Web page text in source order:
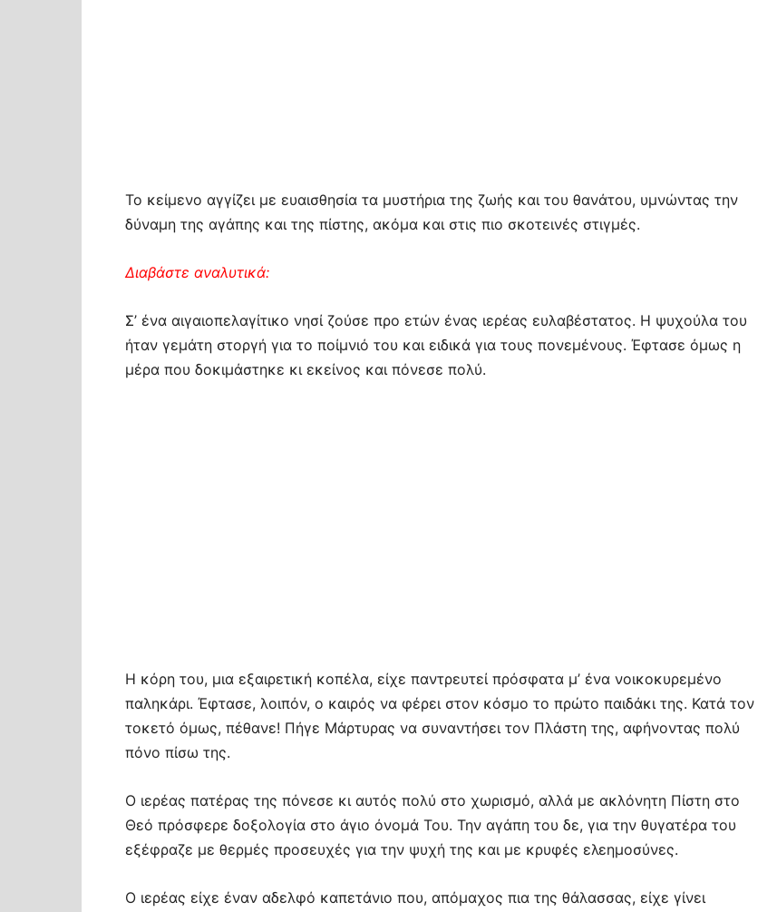
Το κείμενο αγγίζει με ευαισθησία τα μυστήρια της ζωής και του θανάτου, υμνώντας την
δύναμη της αγάπης και της πίστης, ακόμα και στις πιο σκοτεινές στιγμές.
Διαβάστε αναλυτικά:
Σ’ ένα αιγαιοπελαγίτικο νησί ζούσε προ ετών ένας ιερέας ευλαβέστατος. Η ψυχούλα του
ήταν γεμάτη στοργή για το ποίμνιό του και ειδικά για τους πονεμένους. Έφτασε όμως η
μέρα που δοκιμάστηκε κι εκείνος και πόνεσε πολύ.
Η κόρη του, μια εξαιρετική κοπέλα, είχε παντρευτεί πρόσφατα μ’ ένα νοικοκυρεμένο
παληκάρι. Έφτασε, λοιπόν, ο καιρός να φέρει στον κόσμο το πρώτο παιδάκι της. Κατά τον
τοκετό όμως, πέθανε! Πήγε Μάρτυρας να συναντήσει τον Πλάστη της, αφήνοντας πολύ
πόνο πίσω της.
Ο ιερέας πατέρας της πόνεσε κι αυτός πολύ στο χωρισμό, αλλά με ακλόνητη Πίστη στο
Θεό πρόσφερε δοξολογία στο άγιο όνομά Του. Την αγάπη του δε, για την θυγατέρα του
εξέφραζε με θερμές προσευχές για την ψυχή της και με κρυφές ελεημοσύνες.
Ο ιερέας είχε έναν αδελφό καπετάνιο που, απόμαχος πια της θάλασσας, είχε γίνει